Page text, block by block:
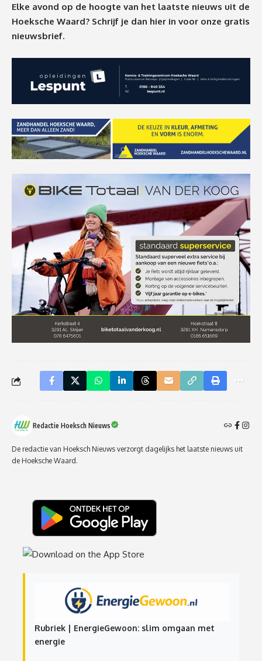
Elke avond op de hoogte van het laatste nieuws uit de
Hoeksche Waard? Schrijf je dan hier in voor onze gratis
nieuwsbrief.
Redactie Hoeksch Nieuws
De redactie van Hoeksch Nieuws verzorgt dagelijks het laatste nieuws uit
de Hoeksche Waard.
Rubriek | EnergieGewoon: slim omgaan met
energie